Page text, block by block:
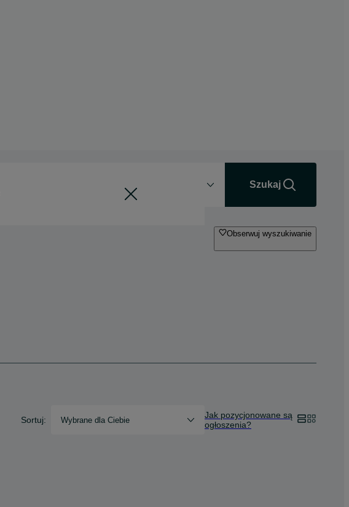
Szukaj
Obserwuj wyszukiwanie
Sortuj: Wybrane dla Ciebie
Jak pozycjonowane są
ogłoszenia?